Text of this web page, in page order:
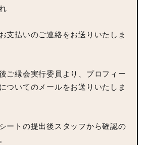
支払いのご連絡をお送りいたしま
ご縁会実行委員より、プロフィー
ついてのメールをお送りいたしま
ートの提出後スタッフから確認の